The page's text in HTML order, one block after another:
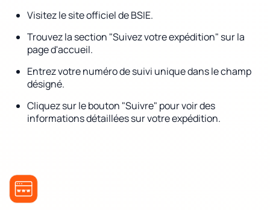
Visitez le site officiel de BSIE.
Trouvez la section "Suivez votre expédition" sur la
page d'accueil.
Entrez votre numéro de suivi unique dans le champ
désigné.
Cliquez sur le bouton "Suivre" pour voir des
informations détaillées sur votre expédition.